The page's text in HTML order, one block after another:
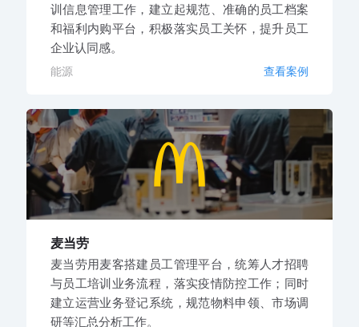
训信息管理工作，建立起规范、准确的员工档案
和福利内购平台，积极落实员工关怀，提升员工
企业认同感。
能源 查看案例
麦当劳
麦当劳用麦客搭建员工管理平台，统筹人才招聘
与员工培训业务流程，落实疫情防控工作；同时
建立运营业务登记系统，规范物料申领、市场调
研等汇总分析工作。